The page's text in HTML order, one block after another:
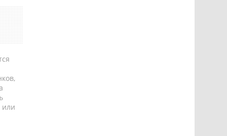
или